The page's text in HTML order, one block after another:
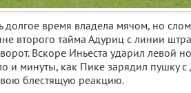
время владела мячом, но
второго тайма Адуриц с линии
Вскоре Иньеста ударил
и минуты, как Пике зарядил пушку
блестящую реакцию.